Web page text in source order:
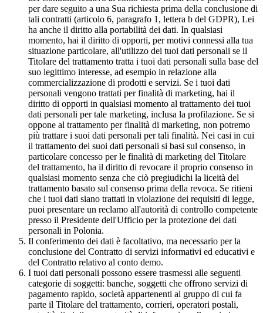
per dare seguito a una Sua richiesta prima della conclusione di
tali contratti (articolo 6, paragrafo 1, lettera b del GDPR), Lei
ha anche il diritto alla portabilità dei dati. In qualsiasi
momento, hai il diritto di opporti, per motivi connessi alla tua
situazione particolare, all'utilizzo dei tuoi dati personali se il
Titolare del trattamento tratta i tuoi dati personali sulla base del
suo legittimo interesse, ad esempio in relazione alla
commercializzazione di prodotti e servizi. Se i tuoi dati
personali vengono trattati per finalità di marketing, hai il
diritto di opporti in qualsiasi momento al trattamento dei tuoi
dati personali per tale marketing, inclusa la profilazione. Se si
oppone al trattamento per finalità di marketing, non potremo
più trattare i suoi dati personali per tali finalità. Nei casi in cui
il trattamento dei suoi dati personali si basi sul consenso, in
particolare concesso per le finalità di marketing del Titolare
del trattamento, ha il diritto di revocare il proprio consenso in
qualsiasi momento senza che ciò pregiudichi la liceità del
trattamento basato sul consenso prima della revoca. Se ritieni
che i tuoi dati siano trattati in violazione dei requisiti di legge,
puoi presentare un reclamo all'autorità di controllo competente
presso il Presidente dell'Ufficio per la protezione dei dati
personali in Polonia.
Il conferimento dei dati è facoltativo, ma necessario per la
conclusione del Contratto di servizi informativi ed educativi e
del Contratto relativo al conto demo.
I tuoi dati personali possono essere trasmessi alle seguenti
categorie di soggetti: banche, soggetti che offrono servizi di
pagamento rapido, società appartenenti al gruppo di cui fa
parte il Titolare del trattamento, corrieri, operatori postali,